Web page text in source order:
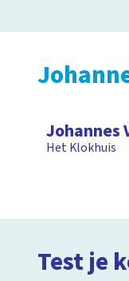
Johannes
Het Klokhuis
Test je